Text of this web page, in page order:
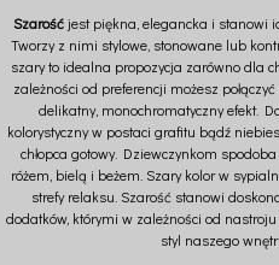
Szarośćjest piękna, elegancka i stanowi
Tworzy z nimi stylowe, stonowane lub
szary to idealna propozycja zarówno dla
zależności od preferencji możesz
delikatny, monochromatyczny efekt.
kolorystyczny w postaci grafitu bądź
chłopca gotowy. Dziewczynkom
różem, bielą i beżem. Szary kolor w
strefy relaksu. Szarość stanowi
dodatków, którymi w zależności od
styl naszego